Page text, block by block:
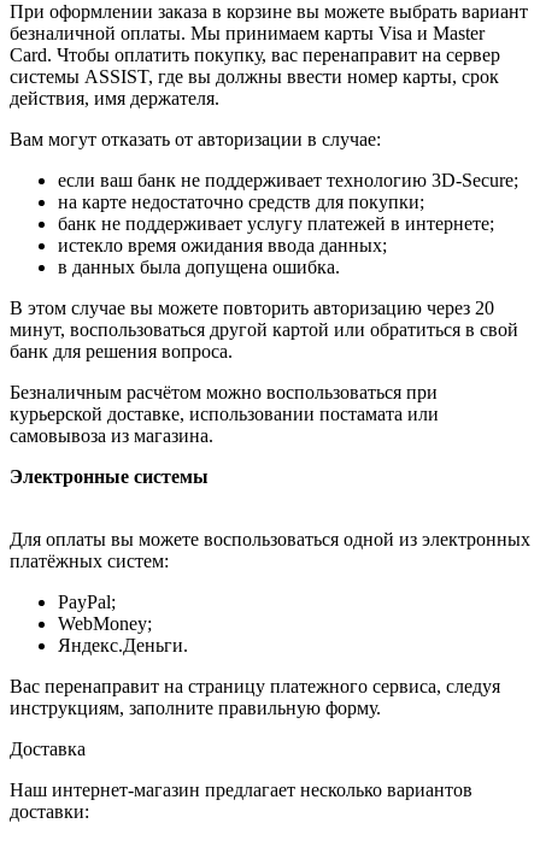
При оформлении заказа в корзине вы можете выбрать вариант
безналичной оплаты. Мы принимаем карты Visa и Master
Card. Чтобы оплатить покупку, вас перенаправит на сервер
системы ASSIST, где вы должны ввести номер карты, срок
действия, имя держателя.
Вам могут отказать от авторизации в случае:
если ваш банк не поддерживает технологию 3D-Secure;
на карте недостаточно средств для покупки;
банк не поддерживает услугу платежей в интернете;
истекло время ожидания ввода данных;
в данных была допущена ошибка.
В этом случае вы можете повторить авторизацию через 20
минут, воспользоваться другой картой или обратиться в свой
банк для решения вопроса.
Безналичным расчётом можно воспользоваться при
курьерской доставке, использовании постамата или
самовывоза из магазина.
Электронные системы
Для оплаты вы можете воспользоваться одной из электронных
платёжных систем:
PayPal;
WebMoney;
Яндекс.Деньги.
Вас перенаправит на страницу платежного сервиса, следуя
инструкциям, заполните правильную форму.
Доставка
Наш интернет-магазин предлагает несколько вариантов
доставки: